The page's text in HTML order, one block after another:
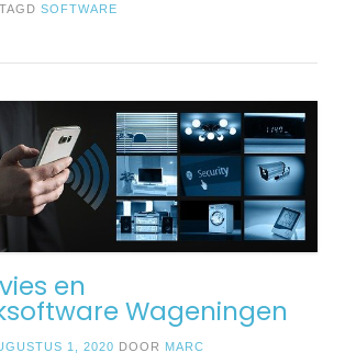
SOFTWARE
en
Wageningen
1, 2020 DOOR MARC